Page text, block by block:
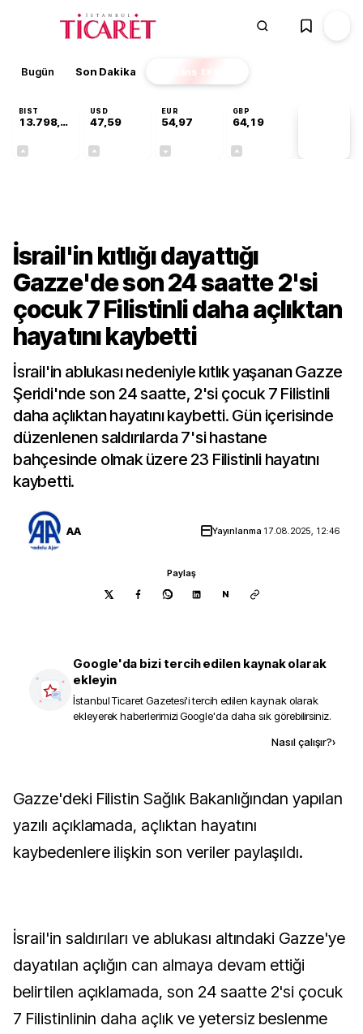
Bugün Son Dakika Finans EKSTRA
BIST
13.798,82
USD
47,59
EUR
54,97
GBP
64,19
İsrail'in kıtlığı dayattığı
Gazze'de son 24 saatte 2'si
çocuk 7 Filistinli daha açlıktan
hayatını kaybetti
İsrail'in ablukası nedeniyle kıtlık yaşanan Gazze
Şeridi'nde son 24 saatte, 2'si çocuk 7 Filistinli
daha açlıktan hayatını kaybetti. Gün içerisinde
düzenlenen saldırılarda 7'si hastane
bahçesinde olmak üzere 23 Filistinli hayatını
kaybetti.
AA Yayınlanma 17.08.2025, 12:46
Paylaş
N
Google'da bizi tercih edilen kaynak olarak
ekleyin
İstanbul Ticaret Gazetesi'i tercih edilen kaynak olarak
ekleyerek haberlerimizi Google'da daha sık görebilirsiniz.
Nasıl çalışır?›
Gazze'deki Filistin Sağlık Bakanlığından yapılan
yazılı açıklamada, açlıktan hayatını
kaybedenlere ilişkin son veriler paylaşıldı.
İsrail'in saldırıları ve ablukası altındaki Gazze'ye
dayatılan açlığın can almaya devam ettiği
belirtilen açıklamada, son 24 saatte 2'si çocuk
7 Filistinlinin daha açlık ve yetersiz beslenme